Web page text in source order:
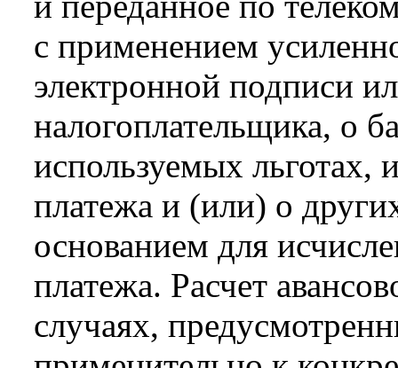
с применением
электронной подписи
налогоплательщика, о
используемых льготах,
платежа и (или) о
основанием для
платежа. Расчет
случаях,